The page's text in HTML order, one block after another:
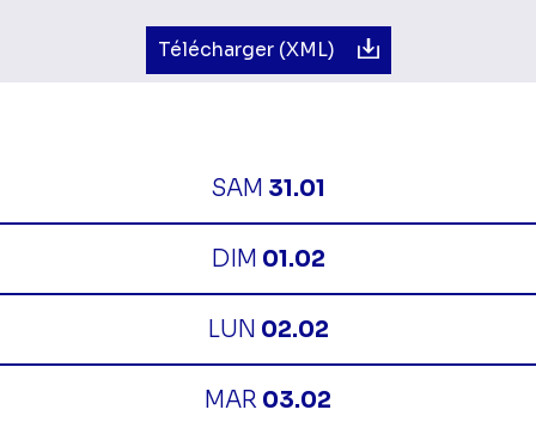
Télécharger (XML)
SAM 31.01
DIM 01.02
LUN 02.02
MAR 03.02